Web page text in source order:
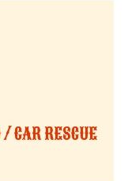
CAR RESCUE